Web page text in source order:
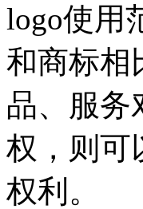
logo使用
和商标相
品、服务
权，则可
权利。